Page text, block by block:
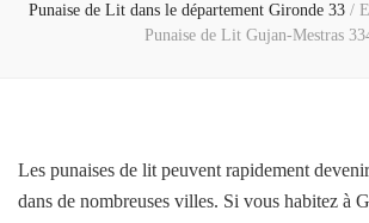
Punaise de Lit dans le département Gironde 33 /
Punaise de Lit Gujan-Mestras
Les punaises de lit peuvent rapidement
dans de nombreuses villes. Si vous habitez à